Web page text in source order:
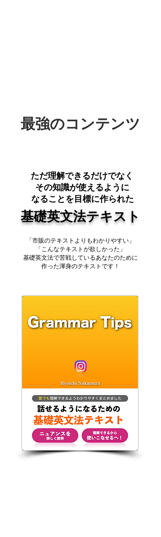
​最強のコンテンツ
​ただ理解できるだけでなく
その知識が使えるように
​なることを目標に作られた
基礎英文法テキスト
「市販のテキストよりもわかりやすい」​
「こんなテキストが欲しかった」
基礎英文法で苦戦しているあなたのために
​作った渾身のテキストです！